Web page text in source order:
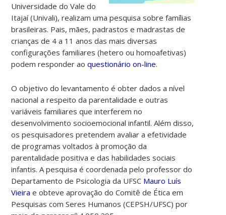
Universidade do Vale do
Itajaí (Univali), realizam uma pesquisa sobre famílias
brasileiras. Pais, mães, padrastos e madrastas de
crianças de 4 a 11 anos das mais diversas
configurações familiares (hetero ou homoafetivas)
podem responder aoquestionário on-line.
O objetivo do levantamento é obter dados a nível
nacional a respeito da parentalidade e outras
variáveis familiares que interferem no
desenvolvimento socioemocional infantil. Além disso,
os pesquisadores pretendem avaliar a efetividade
de programas voltados à promoção da
parentalidade positiva e das habilidades sociais
infantis. A pesquisa é coordenada pelo professor do
Departamento de Psicologia da UFSC Mauro Luís
Vieira e obteve aprovação do Comitê de Ética em
Pesquisas com Seres Humanos (CEPSH/UFSC) por